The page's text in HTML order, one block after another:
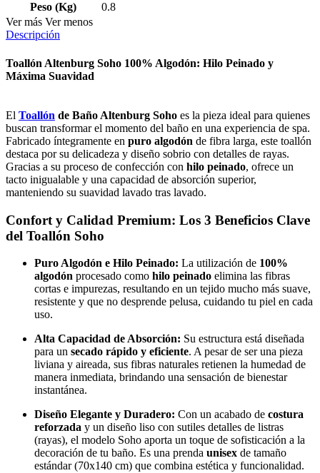
Peso (Kg)
0.8
Ver más Ver menos
Descripción
Toallón Altenburg Soho 100% Algodón: Hilo Peinado y
Máxima Suavidad
El Toallón de Baño Altenburg Soho es la pieza ideal para quienes
buscan transformar el momento del baño en una experiencia de spa.
Fabricado íntegramente en puro algodón de fibra larga, este toallón
destaca por su delicadeza y diseño sobrio con detalles de rayas.
Gracias a su proceso de confección con hilo peinado, ofrece un
tacto inigualable y una capacidad de absorción superior,
manteniendo su suavidad lavado tras lavado.
Confort y Calidad Premium: Los 3 Beneficios Clave
del Toallón Soho
Puro Algodón e Hilo Peinado: La utilización de 100%
algodón procesado como hilo peinado elimina las fibras
cortas e impurezas, resultando en un tejido mucho más suave,
resistente y que no desprende pelusa, cuidando tu piel en cada
uso.
Alta Capacidad de Absorción: Su estructura está diseñada
para un secado rápido y eficiente. A pesar de ser una pieza
liviana y aireada, sus fibras naturales retienen la humedad de
manera inmediata, brindando una sensación de bienestar
instantánea.
Diseño Elegante y Duradero: Con un acabado de costura
reforzada y un diseño liso con sutiles detalles de listras
(rayas), el modelo Soho aporta un toque de sofisticación a la
decoración de tu baño. Es una prenda unisex de tamaño
estándar (70x140 cm) que combina estética y funcionalidad.